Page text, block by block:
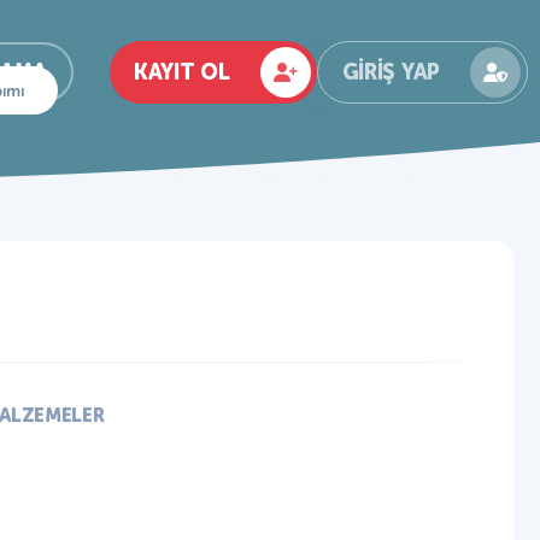
KAYIT OL GIRIŞ YAP